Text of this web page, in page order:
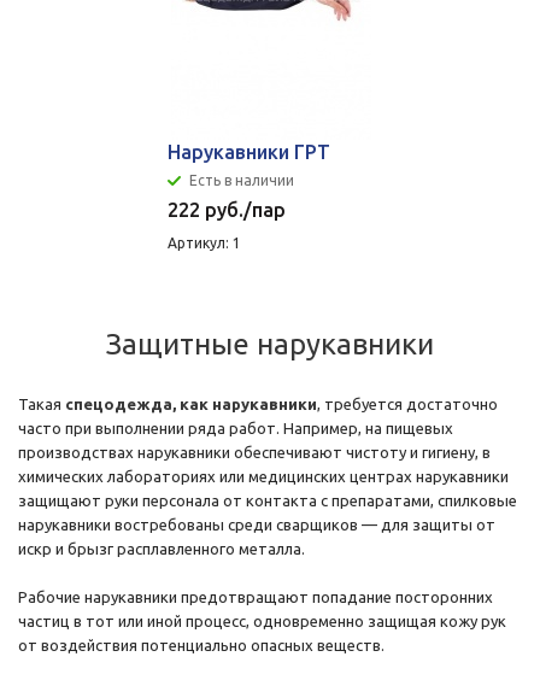
Нарукавники ГРТ
Есть в наличии
222 руб./пар
Артикул: 1
Защитные нарукавники
Такая спецодежда, как нарукавники, требуется достаточно
часто при выполнении ряда работ. Например, на пищевых
производствах нарукавники обеспечивают чистоту и гигиену, в
химических лабораториях или медицинских центрах нарукавники
защищают руки персонала от контакта с препаратами, спилковые
нарукавники востребованы среди сварщиков — для защиты от
искр и брызг расплавленного металла.
Рабочие нарукавники предотвращают попадание посторонних
частиц в тот или иной процесс, одновременно защищая кожу рук
от воздействия потенциально опасных веществ.